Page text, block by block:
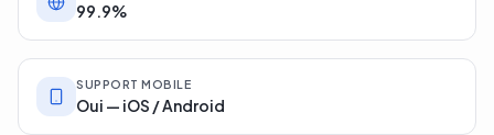
99.9%
SUPPORT MOBILE
Oui — iOS / Android